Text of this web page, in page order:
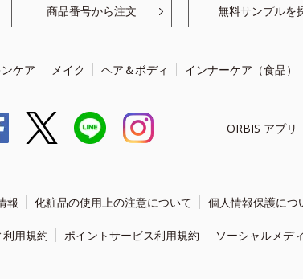
商品番号から注文 無料サンプルを
ケア メイク ヘア＆ボディ インナーケア（食品）
ORBIS アプリ
報 化粧品の使用上の注意について 個人情報保護につ
用規約 ポイントサービス利用規約 ソーシャルメデ